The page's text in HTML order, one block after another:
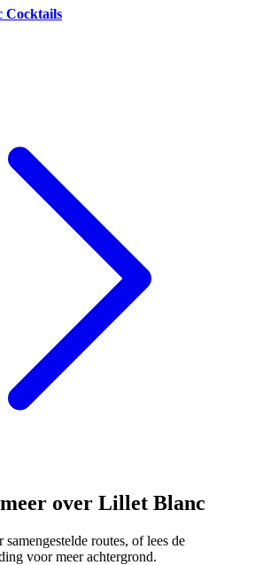
Cocktails
over Lillet Blanc
routes, of lees de
voor meer achtergrond.